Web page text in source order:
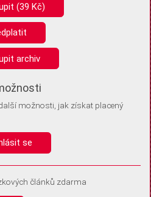
ukládat žádné informace
vás ale požádali o souhlas s
jedná o stejné zařízení, a
do vašeho zařízení, abychom se
je kdykoli později upravit ve Správě
(39 Kč)
archiv
možnosti, jak získat placený
se
článků zdarma